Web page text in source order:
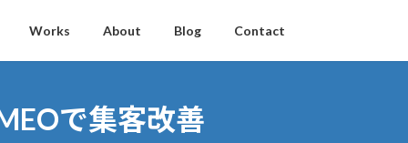
Works About Blog Contact
で集客改善